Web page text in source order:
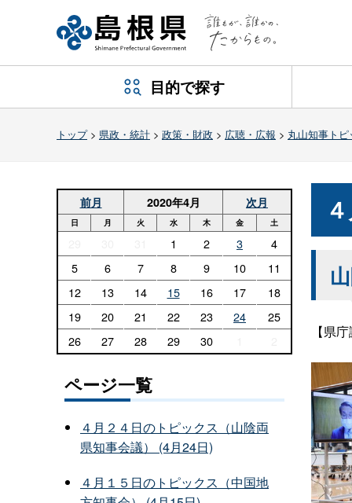
目的で探す
トップ> 県政・統計 > 政策・財政 > 広聴・広報 > 丸山知事ト
【県
前月 2020年4月 次月
日 月 火 水 木 金 土
1 2 3
4
5
6 7 8 9 10
11
12
13 14 15 16 17
18
19
20 21 22 23 24
25
26
27 28 29 30
ページ一覧
４月２４日のトピックス（山陰両
県知事会議） (4月24日)
４月１５日のトピックス（中国地